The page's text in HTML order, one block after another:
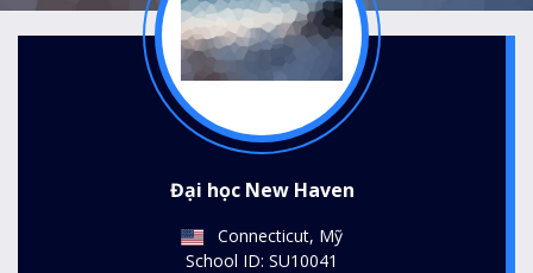
Đại học New Haven
Connecticut, Mỹ
School ID: SU10041